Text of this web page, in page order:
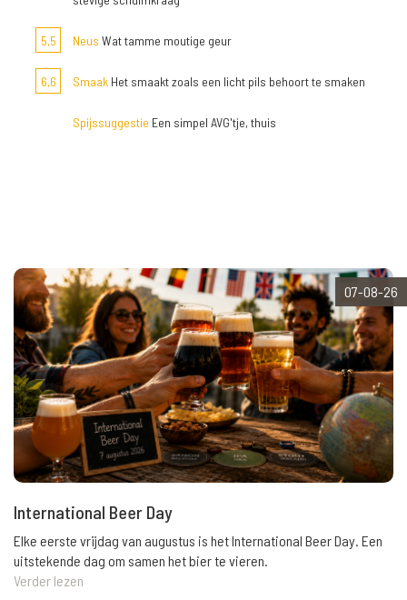
5,5 Neus Wat tamme moutige geur
6,6 Smaak Het smaakt zoals een licht pils behoort te smaken
Spijssuggestie Een simpel AVG'tje, thuis
07-08-26
International Beer Day
Elke eerste vrijdag van augustus is het International Beer Day. Een
uitstekende dag om samen het bier te vieren.
Verder lezen